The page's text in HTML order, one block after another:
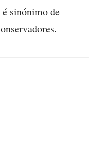
é sinónimo de